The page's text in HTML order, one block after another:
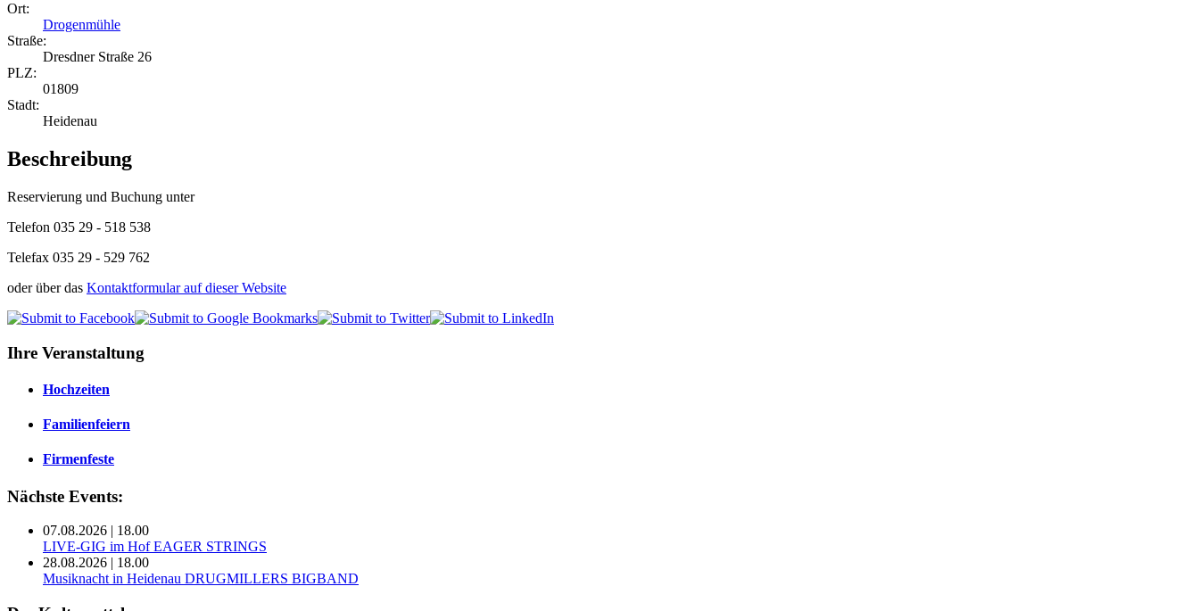
Ort:
Drogenmühle
Straße:
Dresdner Straße 26
PLZ:
01809
Stadt:
Heidenau
Beschreibung
Reservierung und Buchung unter
Telefon 035 29 - 518 538
Telefax 035 29 - 529 762
oder über das Kontaktformular auf dieser Website
Ihre Veranstaltung
Hochzeiten
Familienfeiern
Firmenfeste
Nächste Events:
07.08.2026 | 18.00
LIVE-GIG im Hof EAGER STRINGS
28.08.2026 | 18.00
Musiknacht in Heidenau DRUGMILLERS BIGBAND